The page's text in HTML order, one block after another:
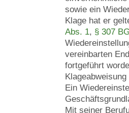
sowie ein
Klage hat er
Abs. 1, § 307
vereinbarten
fortgeführt
Ein
Mit seiner